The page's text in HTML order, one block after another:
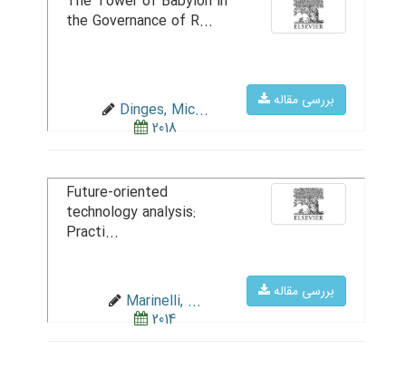
بررسی مقاله
the Governance of R...
Dinges, Mic...
2018
بررسی مقاله
Future-oriented
technology analysis:
Practi...
Marinelli, ...
2014